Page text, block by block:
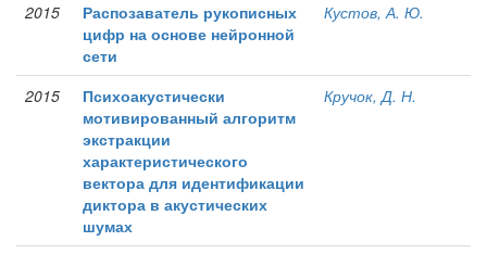
2015
Распозаватель рукописных
цифр на основе нейронной
сети
Кустов, А. Ю.
2015
Психоакустически
мотивированный алгоритм
экстракции
характеристического
вектора для идентификации
диктора в акустических
шумах
Кручок, Д. Н.